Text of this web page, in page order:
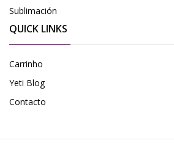
Sublimación
QUICK LINKS
Carrinho
Yeti Blog
Contacto